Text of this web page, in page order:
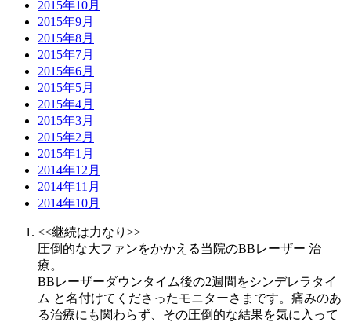
2015年10月
2015年9月
2015年8月
2015年7月
2015年6月
2015年5月
2015年4月
2015年3月
2015年2月
2015年1月
2014年12月
2014年11月
2014年10月
<<継続は力なり>>
圧倒的な大ファンをかかえる当院のBBレーザー 治
療。
BBレーザーダウンタイム後の2週間をシンデレラタイ
ム と名付けてくださったモニターさまです。痛みのあ
る治療にも関わらず、その圧倒的な結果を気に入って